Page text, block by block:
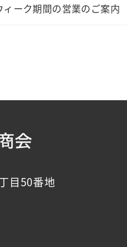
ィーク期間の営業のご案内
目50番地